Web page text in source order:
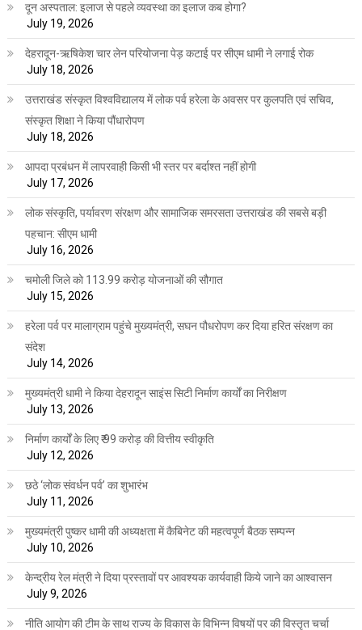
दून अस्पताल: इलाज से पहले व्यवस्था का इलाज कब होगा?
July 19, 2026
देहरादून-ऋषिकेश चार लेन परियोजना पेड़ कटाई पर सीएम धामी ने लगाई रोक
July 18, 2026
उत्तराखंड संस्कृत विश्वविद्यालय में लोक पर्व हरेला के अवसर पर कुलपति एवं सचिव,
संस्कृत शिक्षा ने किया पौंधारोपण
July 18, 2026
आपदा प्रबंधन में लापरवाही किसी भी स्तर पर बर्दाश्त नहीं होगी
July 17, 2026
लोक संस्कृति, पर्यावरण संरक्षण और सामाजिक समरसता उत्तराखंड की सबसे बड़ी
पहचान: सीएम धामी
July 16, 2026
चमोली जिले को 113.99 करोड़ योजनाओं की सौगात
July 15, 2026
हरेला पर्व पर मालाग्राम पहुंचे मुख्यमंत्री, सघन पौधरोपण कर दिया हरित संरक्षण का
संदेश
July 14, 2026
मुख्यमंत्री धामी ने किया देहरादून साइंस सिटी निर्माण कार्यों का निरीक्षण
July 13, 2026
निर्माण कार्यों के लिए ₹ 99 करोड़ की वित्तीय स्वीकृति
July 12, 2026
छठे ‘लोक संवर्धन पर्व’ का शुभारंभ
July 11, 2026
मुख्यमंत्री पुष्कर धामी की अध्यक्षता में कैबिनेट की महत्वपूर्ण बैठक सम्पन्न
July 10, 2026
केन्द्रीय रेल मंत्री ने दिया प्रस्तावों पर आवश्यक कार्यवाही किये जाने का आश्वासन
July 9, 2026
नीति आयोग की टीम के साथ राज्य के विकास के विभिन्न विषयों पर की विस्तृत चर्चा